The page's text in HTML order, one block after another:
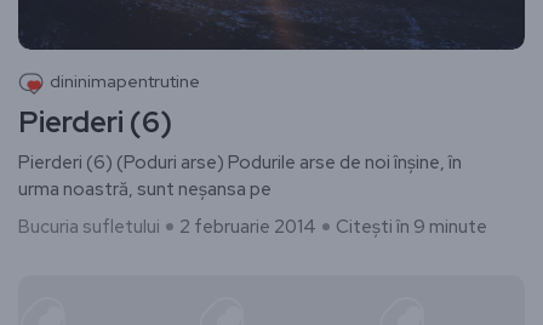
dininimapentrutine
Pierderi (6)
Pierderi (6) (Poduri arse) Podurile arse de noi înșine, în
urma noastră, sunt neșansa pe
Bucuria sufletului
2 februarie 2014 Citești în 9 minute